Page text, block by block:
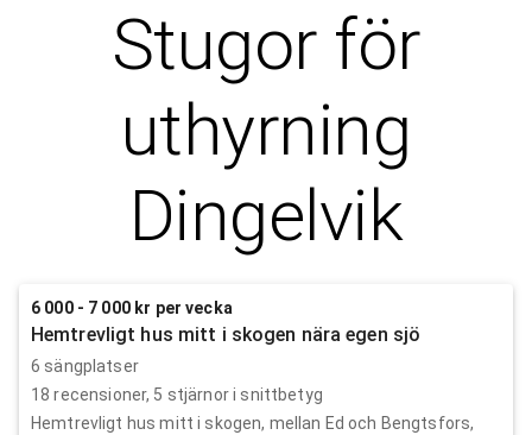
Stugor för
uthyrning
Dingelvik
6 000 - 7 000 kr per vecka
Hemtrevligt hus mitt i skogen nära egen sjö
6 sängplatser
18 recensioner, 5 stjärnor i snittbetyg
Hemtrevligt hus mitt i skogen, mellan Ed och Bengtsfors,